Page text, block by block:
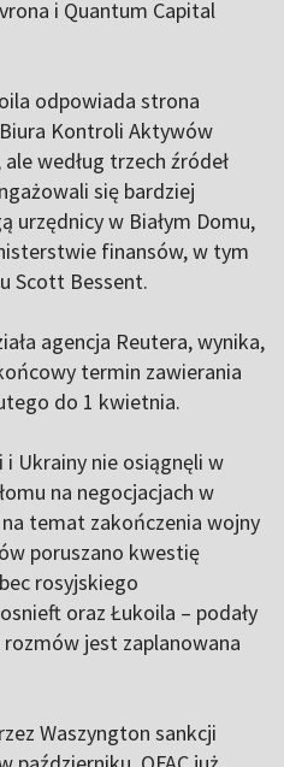
i Quantum Capital
odpowiada strona
Kontroli Aktywów
według trzech źródeł
się bardziej
urzędnicy w Białym Domu,
finansów, w tym
Scott Bessent.
agencja Reutera, wynika,
termin zawierania
do 1 kwietnia.
i Ukrainy nie osiągnęli w
na negocjacjach w
temat zakończenia wojny
poruszano kwestię
rosyjskiego
oraz Łukoila – podały
jest zaplanowana
Waszyngton sankcji